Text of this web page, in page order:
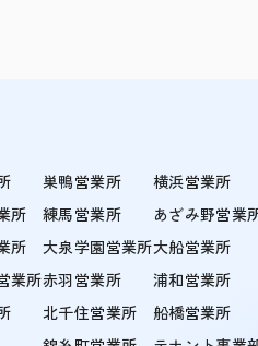
所
所
業所
巣鴨営業所
練馬営業所
大泉学園営業所
赤羽営業所
北千住営業所
横浜営業所
あざみ野営業
大船営業所
浦和営業所
船橋営業所